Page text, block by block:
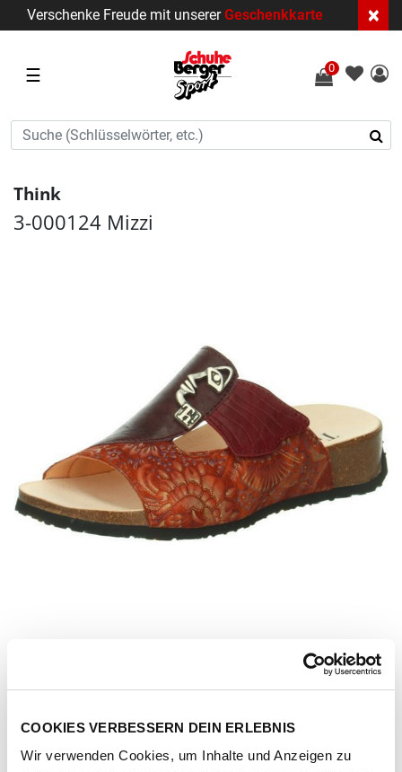
COOKIES VERBESSERN DEIN ERLEBNIS
Wir verwenden Cookies, um Inhalte und Anzeigen zu
Verschenke Freude mit unsererGeschenkkarte ×
☰ 0
Think
3-000124 Mizzi